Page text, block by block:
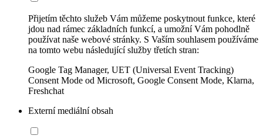
Přijetím těchto služeb Vám můžeme poskytnout funkce, které
jdou nad rámec základních funkcí, a umožní Vám pohodlně
používat naše webové stránky. S Vaším souhlasem používáme
na tomto webu následující služby třetích stran:
Google Tag Manager, UET (Universal Event Tracking)
Consent Mode od Microsoft, Google Consent Mode, Klarna,
Freshchat
Externí mediální obsah